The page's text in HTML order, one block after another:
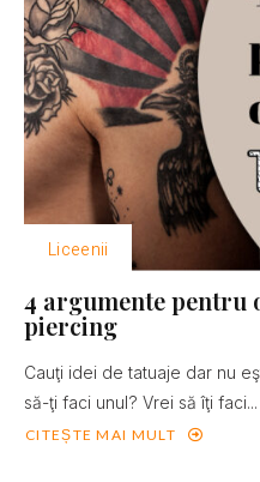
Liceenii
4 argumente pentru
piercing
Cauţi idei de tatuaje dar nu
să-ţi faci unul? Vrei să îţi faci...
CITEȘTE MAI MULT